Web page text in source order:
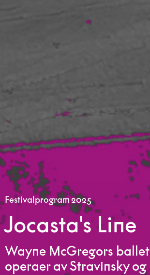
Festivalprogram 2025
Jocasta's Line
Wayne McGregors
operaer av Stravinsky og